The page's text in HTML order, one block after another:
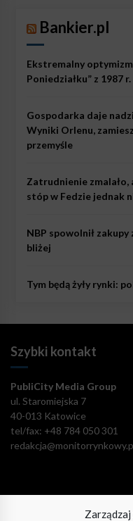
Bankier.pl
Ekstremalny
Poniedziałku” z 1987 r.
Gospodarka daje
Wyniki Orlenu,
przemyśle
Zatrudnienie zmalało,
stóp w Fedzie jednak
NBP spowolnił
bliżej
Tym będą żyły rynki:
Szybki kontakt
PubliCity Media Group
ul. Staromiejska 7
40-013 Katowice
tel/fax: +48 784 050 301
Pozostańmy w